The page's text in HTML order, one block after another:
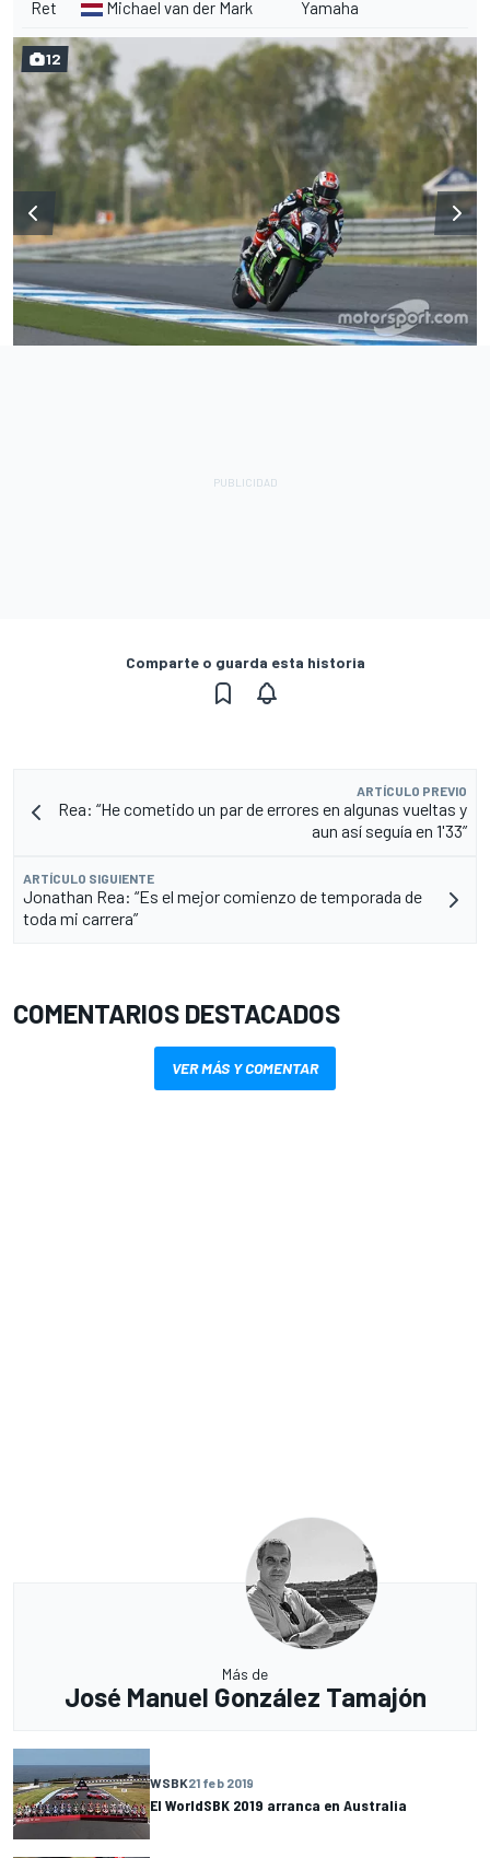
Ret Michael van der Mark Yamaha
12
Comparte o guarda esta historia
ARTÍCULO PREVIO
Rea: “He cometido un par de errores en algunas vueltas y
aun así seguía en 1'33”
ARTÍCULO SIGUIENTE
Jonathan Rea: “Es el mejor comienzo de temporada de
toda mi carrera”
COMENTARIOS DESTACADOS
VER MÁS Y COMENTAR
Más de
José Manuel González Tamajón
WSBK21 feb 2019
El WorldSBK 2019 arranca en Australia